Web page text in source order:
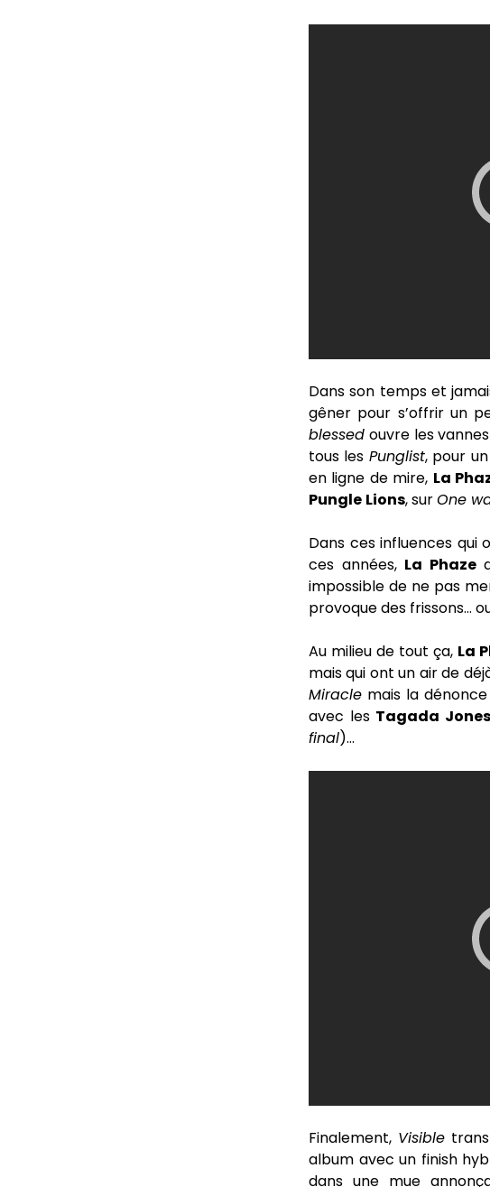
Dans son temps et
gêner pour s’offrir un
blessed ouvre les
tous les Punglist, pour
en ligne de mire, La
Pungle Lions, surOne
Dans ces influences
ces années, La Phaze
impossible de ne pas
provoque des frissons…
Au milieu de tout ça, La
mais qui ont un air de
Miracle mais la
avec les Tagada Jones
final)…
Finalement, Visible
album avec un finish
dans une mue